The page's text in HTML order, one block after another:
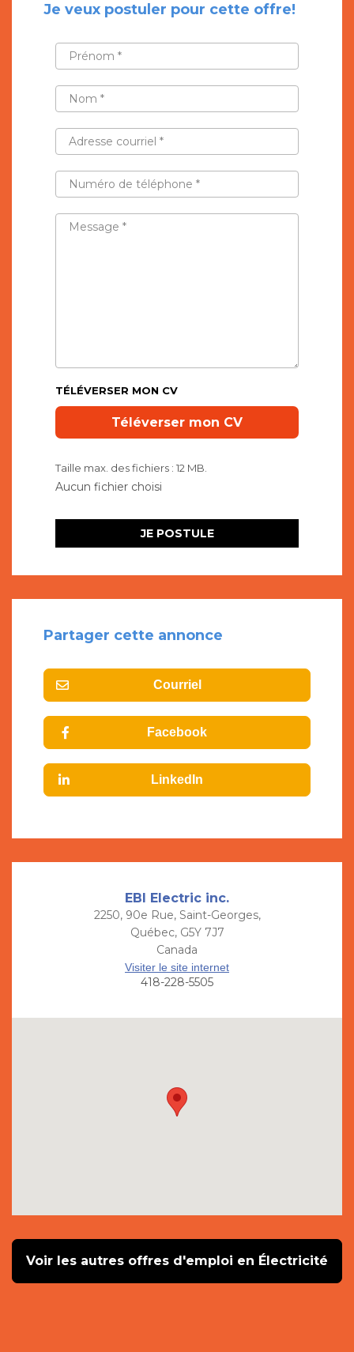
Je veux postuler pour cette offre!
PRÉNOM
NOM
ADRESSE
COURRIEL
*
NUMÉRO
TÉLÉPHONE
*MESSAGE
TÉLÉVERSER MON CV
Taille max. des fichiers : 12 MB.
Partager cette annonce
Courriel
Facebook
LinkedIn
EBI Electric inc.
2250, 90e Rue, Saint-Georges,
Québec, G5Y 7J7
Canada
Visiter le site internet
418-228-5505
Voir les autres offres d'emploi en Électricité